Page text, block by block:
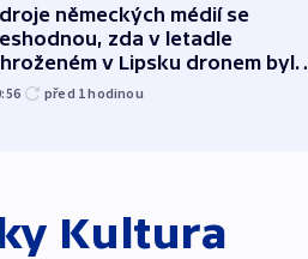
německých médií se
zda v letadle
v Lipsku dronem byla
před 1hodinou
Kultura